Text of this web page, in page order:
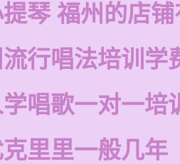
琴 福州的店
行唱法培训学
唱歌一对一培
里里一般几年